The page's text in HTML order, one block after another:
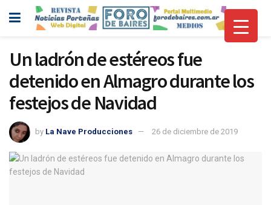
Un ladrón de estéreos fue
detenido en Almagro durante los
festejos de Navidad
by La Nave Producciones 26 de diciembre de 2019